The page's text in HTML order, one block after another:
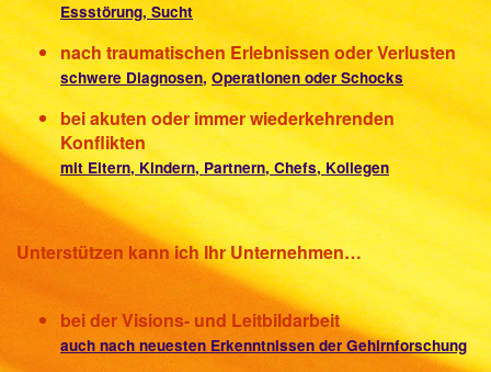
Essstörung, Sucht
nach traumatischen Erlebnissen oder Verlusten
schwere Diagnosen, Operationen oder Schocks
bei akuten oder immer wiederkehrenden
Konflikten
mit Eltern, Kindern, Partnern, Chefs, Kollegen
Unterstützen kann ich Ihr Unternehmen…
bei der Visions- und Leitbildarbeit
auch nach neuesten Erkenntnissen der Gehirnforschung